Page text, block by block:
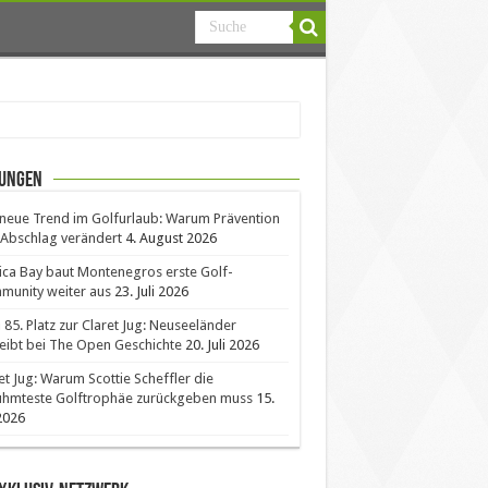
Trend im Golfurlaub: Warum Prävention
verändert 4. August 2026
Bay baut Montenegros erste Golf-
weiter aus 23. Juli 2026
85. Platz zur Claret Jug: Neuseeländer
bei The Open Geschichte 20. Juli 2026
Jug: Warum Scottie Scheffler die
Golftrophäe zurückgeben muss 15.